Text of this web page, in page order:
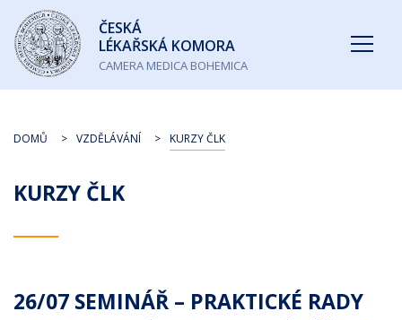
Česká
lékařská
komora
ČESKÁ
LÉKAŘSKÁ KOMORA
CAMERA MEDICA BOHEMICA
KURZY ČLK
DOMŮ VZDĚLÁVÁNÍ KURZY ČLK
26/07 SEMINÁŘ – PRAKTICKÉ RADY